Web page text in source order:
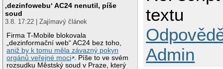
‚dezinfowebu‘ AC24 nenutil, píše
soud
3.8. 17:22 | Zajímavý článek
Firma T-Mobile blokovala
„dezinformační web“ AC24 bez toho,
aniž by k tomu měla závazný pokyn
orgánů veřejné moci . Píše to ve svém
rozsudku Městský soud v Praze, který
textu
Admin